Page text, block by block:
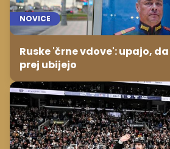
NOVICE
Ruske 'črne vdove': upajo,
prej ubijejo